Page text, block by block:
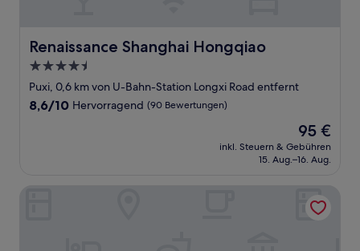
Renaissance Shanghai Hongqiao
Renaissance Shanghai Hongqiao
4.5-
Sterne-
Unterkunft
Puxi, 0,6 km von U-Bahn-Station Longxi Road entfernt
8.6
8,6/10 Hervorragend (90 Bewertungen)
Der
Preis
beträgt
95 €
inkl. Steuern & Gebühren
15. Aug.–16. Aug.